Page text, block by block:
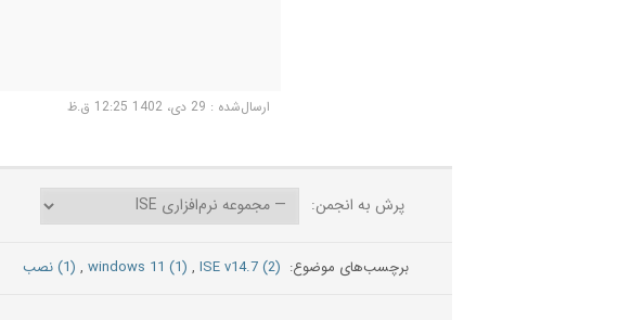
ارسال‌شده : 29 دی، 1402 12:25 ق.ظ
پرش به انجمن:
برچسب‌های موضوع: (2) ISE v14.7
,
(1) windows 11
, (1) نصب